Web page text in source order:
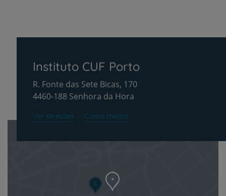
Instituto CUF Porto
R. Fonte das Sete Bicas, 170
4460-188 Senhora da Hora
Ver direções Como chegar